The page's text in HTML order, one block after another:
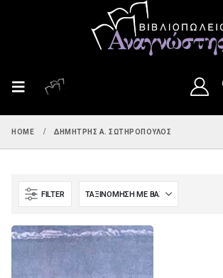
HOME ΔΗΜΉΤΡΗΣ Α. ΣΩΤΗΡΌΠΟΥΛΟΣ
FILTER